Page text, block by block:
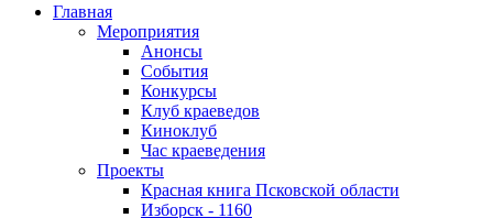
Главная
Мероприятия
Анонсы
События
Конкурсы
Клуб краеведов
Киноклуб
Час краеведения
Проекты
Красная книга Псковской области
Изборск - 1160